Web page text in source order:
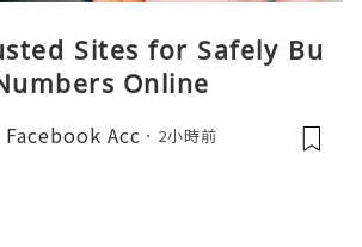
Sites for Safely Bu
Online
Facebook Acc 2小時前